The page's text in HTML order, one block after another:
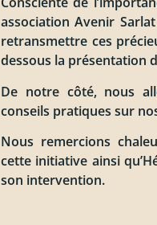
association Avenir
retransmettre ces
dessous la présentation
De notre côté, nous
conseils pratiques sur
Nous remercions
cette initiative ainsi
son intervention.